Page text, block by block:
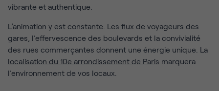
vibrante et authentique.
L’animation y est constante. Les flux de voyageurs des
gares, l’effervescence des boulevards et la convivialité
des rues commerçantes donnent une énergie unique. La
localisation du 10e arrondissement de Paris marquera
l’environnement de vos locaux.